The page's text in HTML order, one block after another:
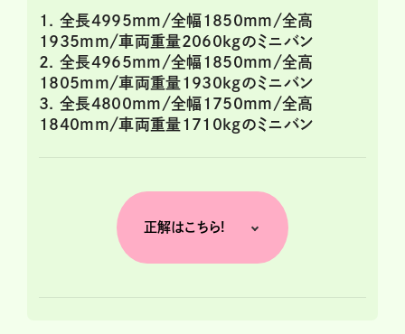
1. 全長4995mm/全幅1850mm/全高
1935mm/車両重量2060kgのミニバン
2. 全長4965mm/全幅1850mm/全高
1805mm/車両重量1930kgのミニバン
3. 全長4800mm/全幅1750mm/全高
1840mm/車両重量1710kgのミニバン
正解はこちら!